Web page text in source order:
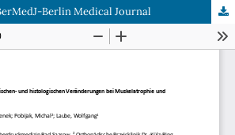
Berlin Medical Journal